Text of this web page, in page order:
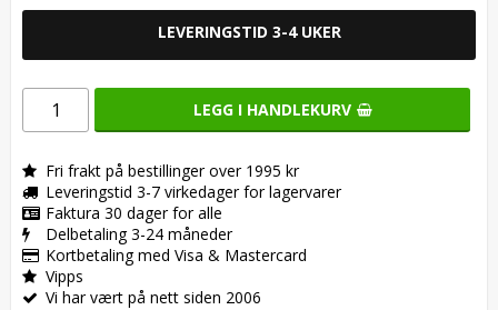
LEVERINGSTID 3-4 UKER
LEGG I HANDLEKURV
Fri frakt på bestillinger over 1995 kr
Leveringstid 3-7 virkedager for lagervarer
Faktura 30 dager for alle
Delbetaling 3-24 måneder
Kortbetaling med Visa & Mastercard
Vipps
Vi har vært på nett siden 2006